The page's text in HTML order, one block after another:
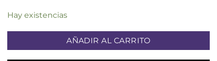
Hay existencias
AÑADIR AL CARRITO